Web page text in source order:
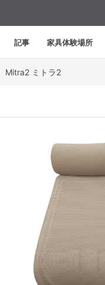
記事 家具体験場所
Mitra2 ミトラ2